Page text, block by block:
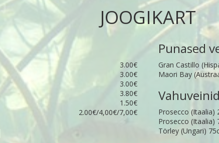
JOOGIKART
3.00€
3.00€
3.00€
3.80€
1.50€
2.00€/4,00€/7,00€
Punased
Gran Castillo
Maori Bay
Vahuveinid
Prosecco (Itaalia)
Prosecco (Itaalia)
Törley (Ungari)